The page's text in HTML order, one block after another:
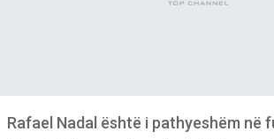
Rafael Nadal është i pathyeshëm në